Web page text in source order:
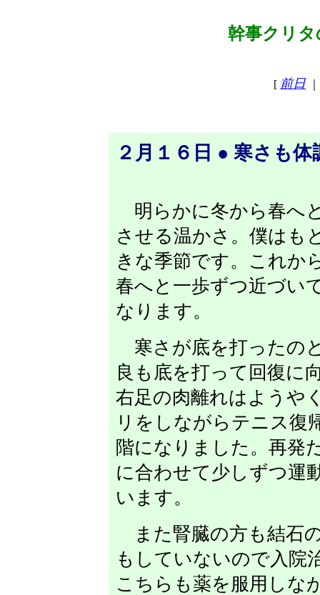
幹事クリタ
[ 前日
２月１６日 ● 寒さも
明らかに冬から春へ
させる温かさ。僕はも
きな季節です。これか
春へと一歩ずつ近づい
なります。
寒さが底を打ったの
良も底を打って回復に
右足の肉離れはようや
リをしながらテニス復
階になりました。再発
に合わせて少しずつ運
います。
また腎臓の方も結石
もしていないので入院
こちらも薬を服用しな